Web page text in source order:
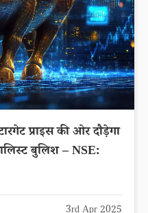
प्राइस की ओर दौड़ेगा
बुलिश – NSE: